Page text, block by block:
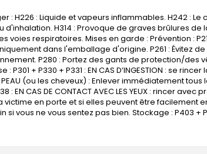
: H226 : Liquide et vapeurs inflammables. H242 :
d'inhalation. H314 : Provoque de graves brûlures de
voies respiratoires. Mises en garde : Prévention :
dans l'emballage d'origine. P261 : Évitez
P280 : Portez des gants de protection/
+ P330 + P331 : EN CAS D’INGESTION : se
PEAU (ou les cheveux) : Enlever immédiatement
: EN CAS DE CONTACT AVEC LES YEUX : rincer
en porte et si elles peuvent être facilement
si vous ne vous sentez pas bien. Stockage : P403